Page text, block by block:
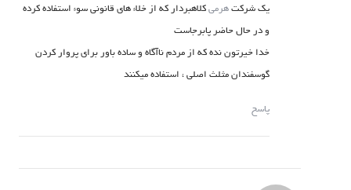
یک شرکتهرمیکلاهبردار که از خلاء های قانونی سوء استفاده کرده
و در حال حاضر پابرجاست
خدا خیرتون نده که از مردم ناآگاه و ساده باور برای پروار کردن
گوسفندان مثلث اصلی ، استفاده میکنند
پاسخ